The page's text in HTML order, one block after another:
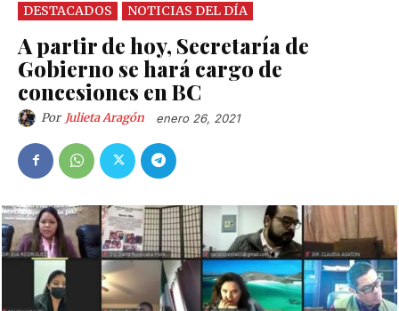
DESTACADOS NOTICIAS DEL DÍA
A partir de hoy, Secretaría de
Gobierno se hará cargo de
concesiones en BC
Por Julieta Aragón enero 26, 2021